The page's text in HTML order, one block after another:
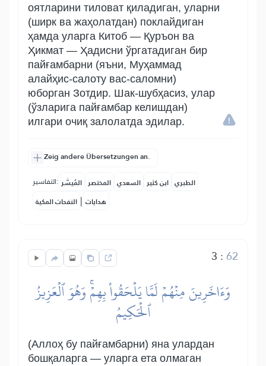
оятларини тиловат қиладиган, уларни
(ширк ва жаҳолатдан) поклайдиган
ҳамда уларга Китоб — Қуръон ва
Ҳикмат — Ҳадисни ўргатадиган бир
пайғамбарни (яъни, Муҳаммад
алайҳис-салоту вас-саломни)
юборган Зотдир. Шак-шубҳасиз, улар
(ўзларига пайғамбар келишдан)
илгари очиқ залолатда эдилар.
Zeig andere Übersetzungen an.
التفاسير: المُيسَّر المختصر السعدي ابن كثير الطبري
النفحات المكية | هدايات
3 :62
وَءَاخَرِينَ مِنۡهُمۡ لَمَّا يَلۡحَقُواْ بِهِمۡۚ وَهُوَ ٱلۡعَزِيزُ
ٱلۡحَكِيمُ
(Аллоҳ бу пайғамбарни) яна улардан
бошқаларга — уларга ета олмаган